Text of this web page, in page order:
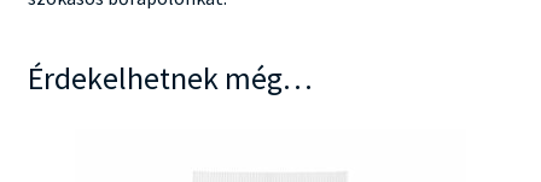
Érdekelhetnek még…